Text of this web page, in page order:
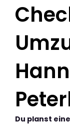
Du planst